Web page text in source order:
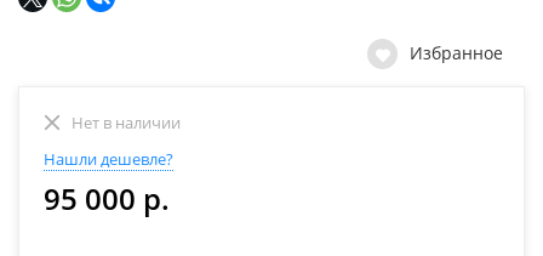
Избранное
Нет в наличии
Нашли дешевле?
95 000 р.